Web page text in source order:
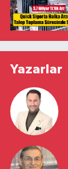
Yazarlar